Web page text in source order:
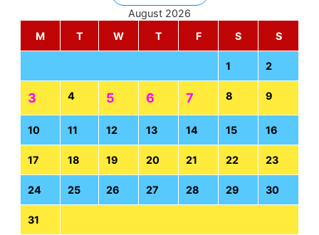
August 2026
M
T W T F S S
1 2
3 4 5 6 7 8 9
10 11 12 13 14 15 16
17 18 19 20 21 22 23
24 25 26 27 28 29 30
31